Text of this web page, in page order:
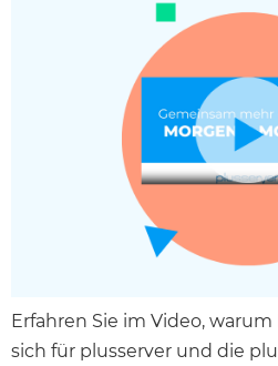
Erfahren Sie im Video, warum
sich für plusserver und die